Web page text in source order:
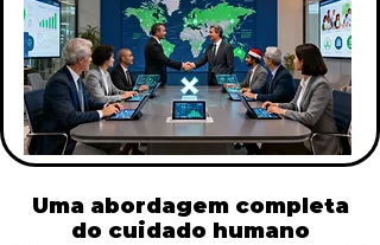
Uma abordagem completa
do cuidado humano